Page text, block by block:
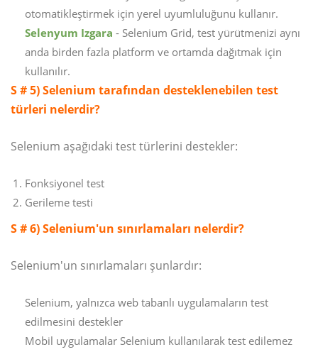
otomatikleştirmek için yerel uyumluluğunu kullanır.
Selenyum Izgara - Selenium Grid, test yürütmenizi aynı
anda birden fazla platform ve ortamda dağıtmak için
kullanılır.
S # 5) Selenium tarafından desteklenebilen test
türleri nelerdir?
Selenium aşağıdaki test türlerini destekler:
Fonksiyonel test
Gerileme testi
S # 6) Selenium'un sınırlamaları nelerdir?
Selenium'un sınırlamaları şunlardır:
Selenium, yalnızca web tabanlı uygulamaların test
edilmesini destekler
Mobil uygulamalar Selenium kullanılarak test edilemez